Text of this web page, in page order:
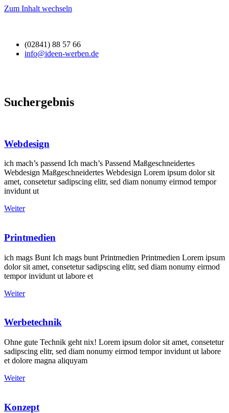
Zum Inhalt wechseln
(02841) 88 57 66
info@ideen-werben.de
Suchergebnis
Webdesign
ich mach’s passend Ich mach’s Passend Maßgeschneidertes
Webdesign Maßgeschneidertes Webdesign Lorem ipsum dolor sit
amet, consetetur sadipscing elitr, sed diam nonumy eirmod tempor
invidunt ut
Weiter
Printmedien
ich mags Bunt Ich mags bunt Printmedien Printmedien Lorem ipsum
dolor sit amet, consetetur sadipscing elitr, sed diam nonumy eirmod
tempor invidunt ut labore et
Weiter
Werbetechnik
Ohne gute Technik geht nix! Lorem ipsum dolor sit amet, consetetur
sadipscing elitr, sed diam nonumy eirmod tempor invidunt ut labore
et dolore magna aliquyam
Weiter
Konzept